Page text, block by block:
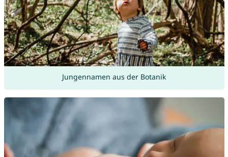
Jungennamen aus der Botanik